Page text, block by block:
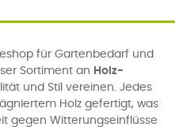
für Gartenbedarf und
Sortiment an Holz-
und Stil vereinen. Jedes
Holz gefertigt, was
gegen Witterungseinflüsse